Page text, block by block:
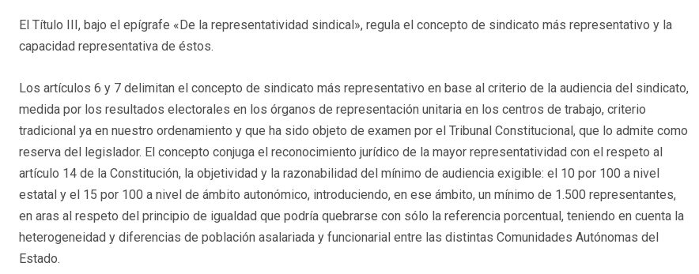
El Título III, bajo el epígrafe «De la representatividad sindical», regula el concepto de sindicato más representativo y la
capacidad representativa de éstos.
Los artículos 6 y 7 delimitan el concepto de sindicato más representativo en base al criterio de la audiencia del sindicato,
medida por los resultados electorales en los órganos de representación unitaria en los centros de trabajo, criterio
tradicional ya en nuestro ordenamiento y que ha sido objeto de examen por el Tribunal Constitucional, que lo admite como
reserva del legislador. El concepto conjuga el reconocimiento jurídico de la mayor representatividad con el respeto al
artículo 14 de la Constitución, la objetividad y la razonabilidad del mínimo de audiencia exigible: el 10 por 100 a nivel
estatal y el 15 por 100 a nivel de ámbito autonómico, introduciendo, en ese ámbito, un mínimo de 1.500 representantes,
en aras al respeto del principio de igualdad que podría quebrarse con sólo la referencia porcentual, teniendo en cuenta la
heterogeneidad y diferencias de población asalariada y funcionarial entre las distintas Comunidades Autónomas del
Estado.